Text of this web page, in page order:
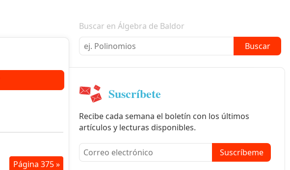
Boletín informativo
Página 375 »
Buscar en Álgebra de Baldor
Buscar
Suscríbete
Recibe cada semana el boletín con los últimos
artículos y lecturas disponibles.
Suscríbeme